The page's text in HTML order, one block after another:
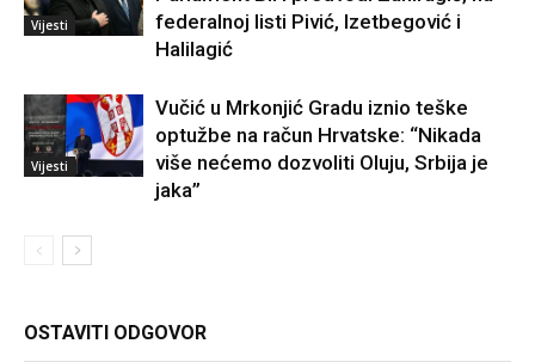
Vijesti
federalnoj listi Pivić, Izetbegović i
Halilagić
Vijesti
Vučić u Mrkonjić Gradu iznio teške
optužbe na račun Hrvatske: “Nikada
više nećemo dozvoliti Oluju, Srbija je
jaka”
OSTAVITI ODGOVOR